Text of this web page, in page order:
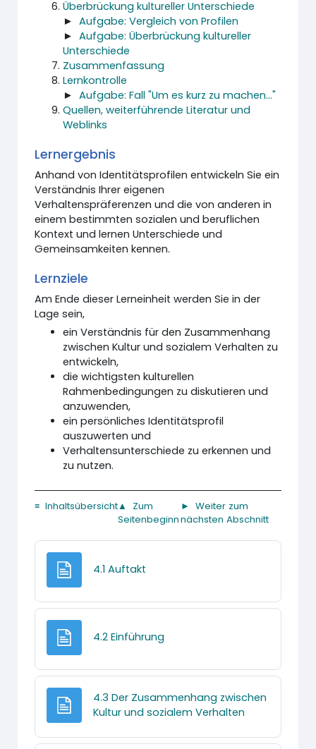
Überbrückung kultureller Unterschiede
►Aufgabe: Vergleich von Profilen
►Aufgabe: Überbrückung kultureller
Unterschiede
Zusammenfassung
Lernkontrolle
►Aufgabe: Fall "Um es kurz zu machen..."
Quellen, weiterführende Literatur und
Weblinks
Lernergebnis
Anhand von Identitätsprofilen entwickeln Sie ein
Verständnis Ihrer eigenen
Verhaltenspräferenzen und die von anderen in
einem bestimmten sozialen und beruflichen
Kontext und lernen Unterschiede und
Gemeinsamkeiten kennen.
Lernziele
Am Ende dieser Lerneinheit werden Sie in der
Lage sein,
ein Verständnis für den Zusammenhang
zwischen Kultur und sozialem Verhalten zu
entwickeln,
die wichtigsten kulturellen
Rahmenbedingungen zu diskutieren und
anzuwenden,
ein persönliches Identitätsprofil
auszuwerten und
Verhaltensunterschiede zu erkennen und
zu nutzen.
≡ Inhaltsübersicht▲ Zum
Seitenbeginn
► Weiter zum
nächsten Abschnitt
4.1 Auftakt
4.2 Einführung
4.3 Der Zusammenhang zwischen
Kultur und sozialem Verhalten